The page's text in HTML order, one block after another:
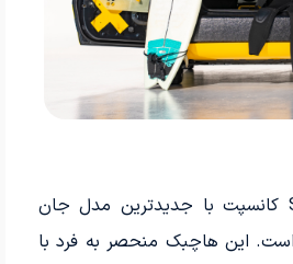
ویژگی‌های مینی Skeg کانسپت با جدیدترین مدل جان
است. این هاچبک منحصر به فرد با